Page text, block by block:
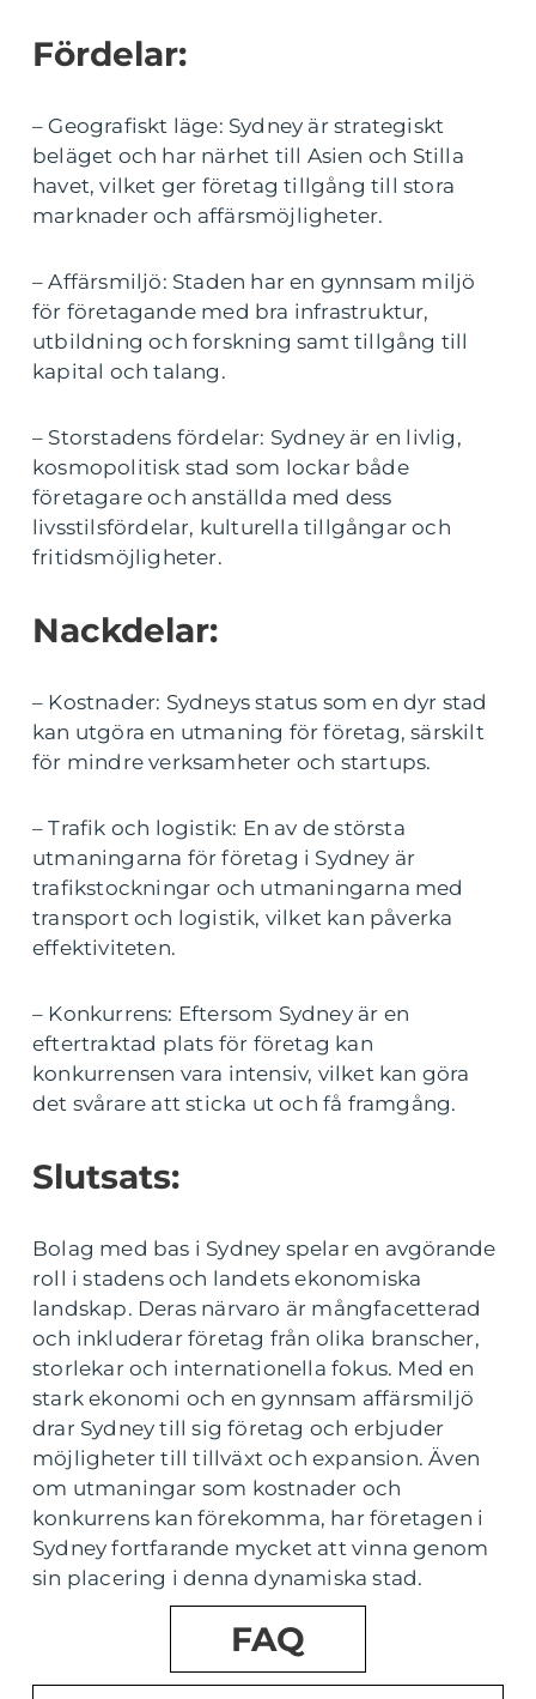
Fördelar:
– Geografiskt läge: Sydney är strategiskt
beläget och har närhet till Asien och Stilla
havet, vilket ger företag tillgång till stora
marknader och affärsmöjligheter.
– Affärsmiljö: Staden har en gynnsam miljö
för företagande med bra infrastruktur,
utbildning och forskning samt tillgång till
kapital och talang.
– Storstadens fördelar: Sydney är en livlig,
kosmopolitisk stad som lockar både
företagare och anställda med dess
livsstilsfördelar, kulturella tillgångar och
fritidsmöjligheter.
Nackdelar:
– Kostnader: Sydneys status som en dyr stad
kan utgöra en utmaning för företag, särskilt
för mindre verksamheter och startups.
– Trafik och logistik: En av de största
utmaningarna för företag i Sydney är
trafikstockningar och utmaningarna med
transport och logistik, vilket kan påverka
effektiviteten.
– Konkurrens: Eftersom Sydney är en
eftertraktad plats för företag kan
konkurrensen vara intensiv, vilket kan göra
det svårare att sticka ut och få framgång.
Slutsats:
Bolag med bas i Sydney spelar en avgörande
roll i stadens och landets ekonomiska
landskap. Deras närvaro är mångfacetterad
och inkluderar företag från olika branscher,
storlekar och internationella fokus. Med en
stark ekonomi och en gynnsam affärsmiljö
drar Sydney till sig företag och erbjuder
möjligheter till tillväxt och expansion. Även
om utmaningar som kostnader och
konkurrens kan förekomma, har företagen i
Sydney fortfarande mycket att vinna genom
sin placering i denna dynamiska stad.
FAQ